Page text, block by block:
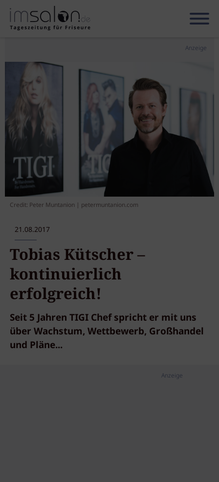
Anzeige
Credit: Peter Muntanion | petermuntanion.com
21.08.2017
Tobias Kütscher –
kontinuierlich
erfolgreich!
Seit 5 Jahren TIGI Chef spricht er mit uns
über Wachstum, Wettbewerb, Großhandel
und Pläne...
Anzeige